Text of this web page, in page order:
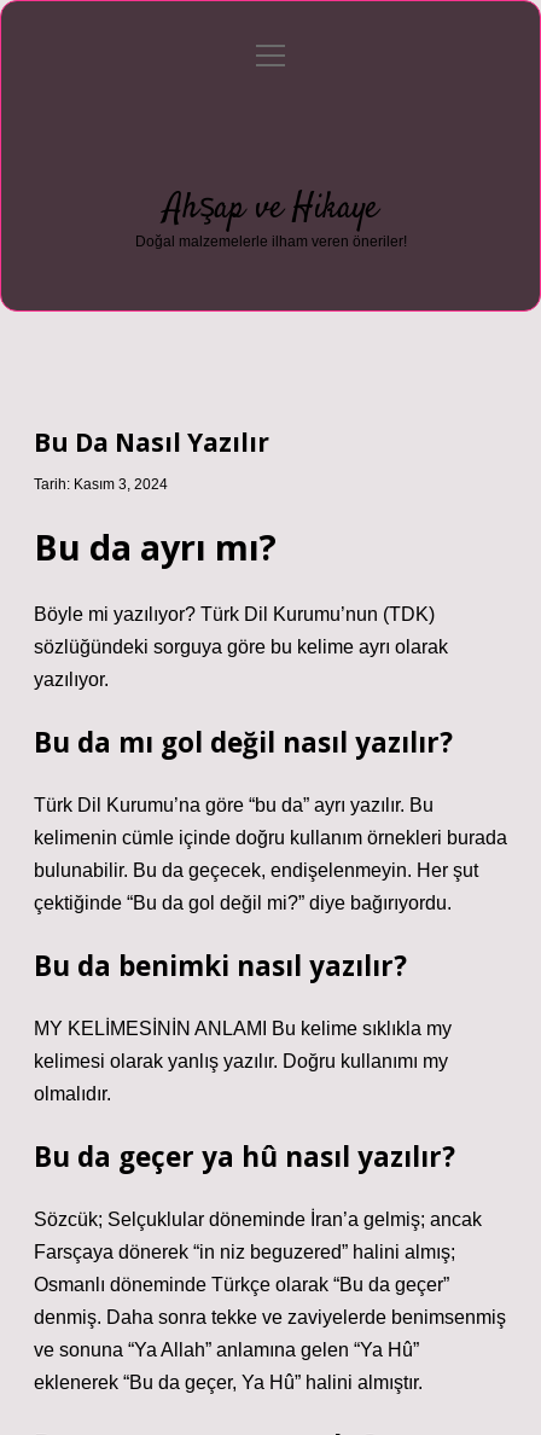
Gizlilik Politikası
menüyü
Ahşap ve Hikaye
Doğal malzemelerle ilham veren öneriler!
Bu Da Nasıl Yazılır
Tarih: Kasım 3, 2024
Bu da ayrı mı?
Böyle mi yazılıyor? Türk Dil Kurumu’nun (TDK)
sözlüğündeki sorguya göre bu kelime ayrı olarak
yazılıyor.
Bu da mı gol değil nasıl yazılır?
Türk Dil Kurumu’na göre “bu da” ayrı yazılır. Bu
kelimenin cümle içinde doğru kullanım örnekleri burada
bulunabilir. Bu da geçecek, endişelenmeyin. Her şut
çektiğinde “Bu da gol değil mi?” diye bağırıyordu.
Bu da benimki nasıl yazılır?
MY KELİMESİNİN ANLAMI Bu kelime sıklıkla my
kelimesi olarak yanlış yazılır. Doğru kullanımı my
olmalıdır.
Bu da geçer ya hû nasıl yazılır?
Sözcük; Selçuklular döneminde İran’a gelmiş; ancak
Farsçaya dönerek “in niz beguzered” halini almış;
Osmanlı döneminde Türkçe olarak “Bu da geçer”
denmiş. Daha sonra tekke ve zaviyelerde benimsenmiş
ve sonuna “Ya Allah” anlamına gelen “Ya Hû”
eklenerek “Bu da geçer, Ya Hû” halini almıştır.